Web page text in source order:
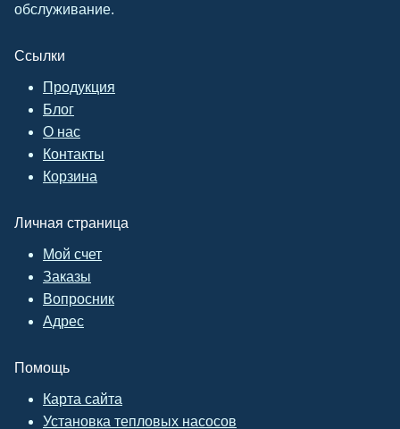
обслуживание.
Ссылки
Продукция
Блог
О нас
Контакты
Корзина
Личная страница
Мой счет
Заказы
Вопросник
Адрес
Помощь
Карта сайта
Установка тепловых насосов